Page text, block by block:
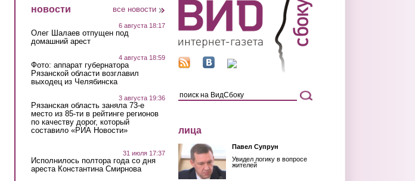
новости все новости
6 августа 18:17
Олег Шалаев отпущен под
домашний арест
4 августа 18:59
Фото: аппарат губернатора
Рязанской области возглавил
выходец из Челябинска
3 августа 19:36
Рязанская область заняла 73-е
место из 85-ти в рейтинге регионов
по качеству дорог, который
составило «РИА Новости»
31 июля 17:37
Исполнилось полтора года со дня
ареста Константина Смирнова
лица
Павел Супрун
Увидел логику в вопросе
жителей